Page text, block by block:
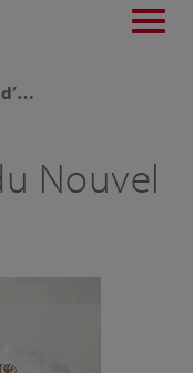
Paysage d’hiver du Nouvel An avec sapins
Nouvel